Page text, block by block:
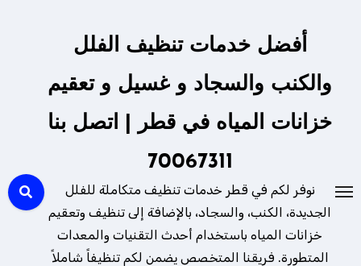
أفضل خدمات تنظيف الفلل
والكنب والسجاد و غسيل و تعقيم
خزانات المياه في قطر | اتصل بنا
70067311
نوفر لكم في قطر خدمات تنظيف متكاملة للفلل
الجديدة، الكنب، والسجاد، بالإضافة إلى تنظيف وتعقيم
خزانات المياه باستخدام أحدث التقنيات والمعدات
المتطورة. فريقنا المتخصص يضمن لكم تنظيفاً شاملاً